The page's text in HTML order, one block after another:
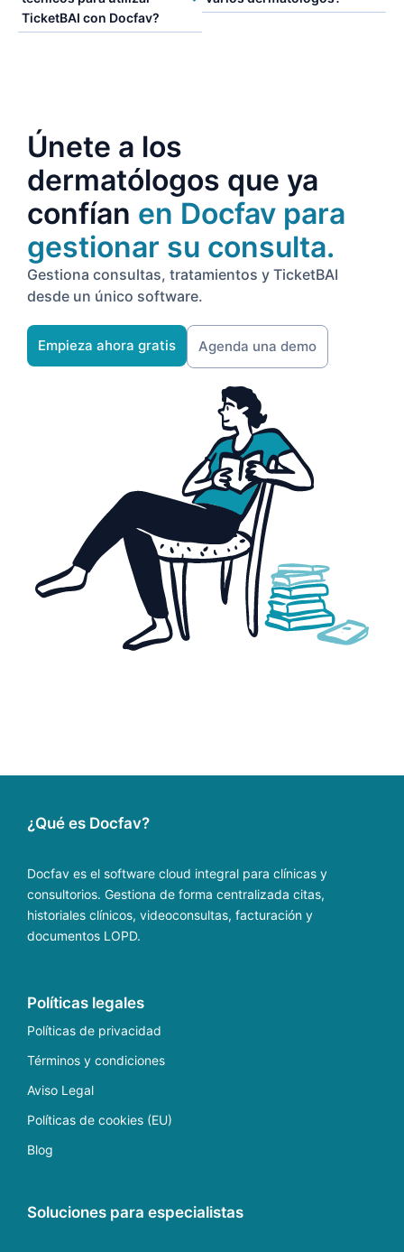
TicketBAI con Docfav?
Únete a los
dermatólogos que ya
confían en Docfav para
gestionar su consulta.
Gestiona consultas, tratamientos y TicketBAI
desde un único software.
Empieza ahora gratis Agenda una demo
¿Qué es Docfav?
Docfav es el software cloud integral para clínicas y
consultorios. Gestiona de forma centralizada citas,
historiales clínicos, videoconsultas, facturación y
documentos LOPD.
Políticas legales
Políticas de privacidad
Términos y condiciones
Aviso Legal
Políticas de cookies (EU)
Blog
Soluciones para especialistas